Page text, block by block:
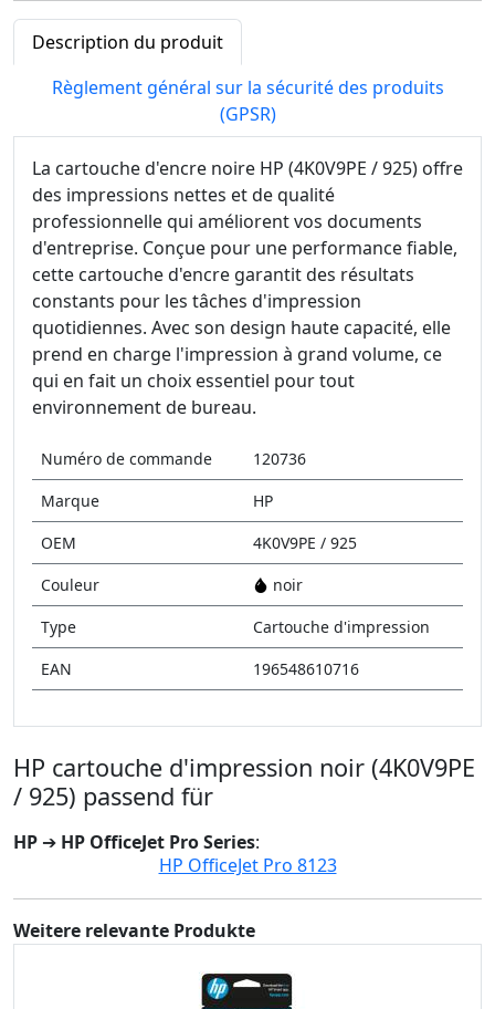
Description du produit
Règlement général sur la sécurité des produits
(GPSR)
La cartouche d'encre noire HP (4K0V9PE / 925) offre
des impressions nettes et de qualité
professionnelle qui améliorent vos documents
d'entreprise. Conçue pour une performance fiable,
cette cartouche d'encre garantit des résultats
constants pour les tâches d'impression
quotidiennes. Avec son design haute capacité, elle
prend en charge l'impression à grand volume, ce
qui en fait un choix essentiel pour tout
environnement de bureau.
Numéro de commande
120736
Marque
HP
OEM
4K0V9PE / 925
Couleur
noir
Type
Cartouche d'impression
EAN
196548610716
HP cartouche d'impression noir (4K0V9PE
/ 925) passend für
HP ➔ HP OfficeJet Pro Series:
HP OfficeJet Pro 8123
Weitere relevante Produkte